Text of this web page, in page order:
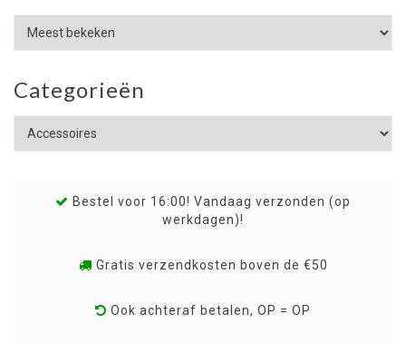
Categorieën
Bestel voor 16:00! Vandaag verzonden (op
werkdagen)!
Gratis verzendkosten boven de €50
Ook achteraf betalen, OP = OP